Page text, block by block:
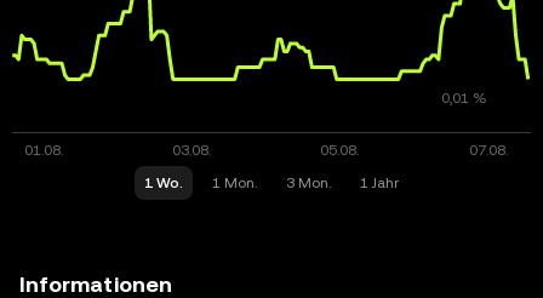
1 Wo. 1 Mon. 3 Mon. 1 Jahr
Informationen